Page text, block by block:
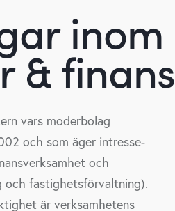
arinom
r&finans
vars moderbolag
och som äger intresse-
och
fastighetsförvaltning).
är verksamhetens